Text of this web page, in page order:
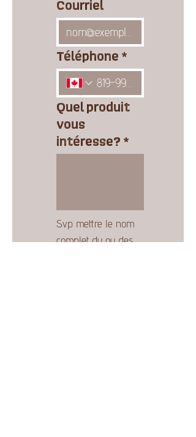
Courriel
Téléphone *
Quel produit
vous
intéresse? *
Svp mettre le nom
complet du ou des